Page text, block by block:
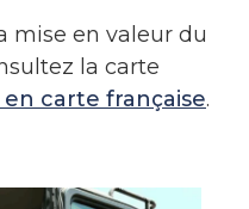
mise en valeur du
la carte
carte française.